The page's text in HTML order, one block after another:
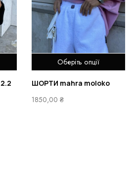
Оберіть опції
ШОРТИ mahra moloko
1850,00 ₴